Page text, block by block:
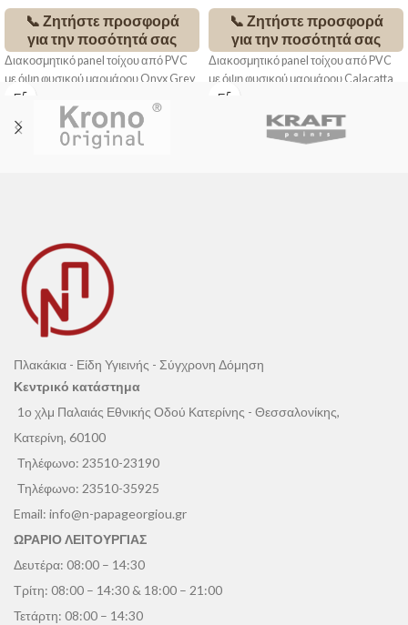
📞 Ζητήστε προσφορά
για την ποσότητά σας
Διακοσμητικό panel τοίχου από PVC
με όψη φυσικού μαρμάρου Onyx Grey
870. Slim πάχος 2,8mm, πλήρως
αδιάβροχο και ημιεύκαμπτο, ιδανικό
για μπάνιο, κουζίνα και σύγχρονους
εσωτερικούς χώρους.
📞 Ζητήστε προσφορά
για την ποσότητά σας
Διακοσμητικό panel τοίχου από PVC
με όψη φυσικού μαρμάρου Calacatta
103. Slim πάχος 2,8mm, πλήρως
αδιάβροχο και ημιεύκαμπτο, ιδανικό
για μπάνιο, κουζίνα και σύγχρονους
Πλακάκια - Είδη Υγιεινής - Σύγχρονη Δόμηση
Κεντρικό κατάστημα
1ο χλμ Παλαιάς Εθνικής Οδού Κατερίνης - Θεσσαλονίκης,
Κατερίνη, 60100
Τηλέφωνο: 23510-23190
Τηλέφωνο: 23510-35925
Email: info@n-papageorgiou.gr
ΩΡΑΡΙΟ ΛΕΙΤΟΥΡΓΙΑΣ
Δευτέρα: 08:00 – 14:30
Τρίτη: 08:00 – 14:30 & 18:00 – 21:00
Τετάρτη: 08:00 – 14:30